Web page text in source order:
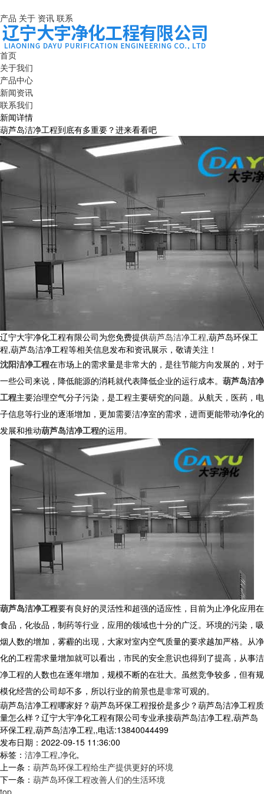
产品 关于 资讯 联系
首页
关于我们
产品中心
新闻资讯
联系我们
新闻详情
葫芦岛洁净工程到底有多重要？进来看看吧
辽宁大宇净化工程有限公司为您免费提供葫芦岛洁净工程,葫芦岛环保工
程,葫芦岛洁净工程等相关信息发布和资讯展示，敬请关注！
沈阳洁净工程在市场上的需求量是非常大的，是往节能方向发展的，对于
一些公司来说，降低能源的消耗就代表降低企业的运行成本。 葫芦岛洁净
工程主要治理空气分子污染，是工程主要研究的问题。从航天，医药，电
子信息等行业的逐渐增加，更加需要洁净室的需求，进而更能带动净化的
发展和推动葫芦岛洁净工程的运用。
葫芦岛洁净工程要有良好的灵活性和超强的适应性，目前为止净化应用在
食品，化妆品，制药等行业，应用的领域也十分的广泛。环境的污染，吸
烟人数的增加，雾霾的出现，大家对室内空气质量的要求越加严格。从净
化的工程需求量增加就可以看出，市民的安全意识也得到了提高，从事洁
净工程的人数也在逐年增加，规模不断的在壮大。虽然竞争较多，但有规
模化经营的公司却不多，所以行业的前景也是非常可观的。
葫芦岛洁净工程哪家好？葫芦岛环保工程报价是多少？葫芦岛洁净工程质
量怎么样？辽宁大宇净化工程有限公司专业承接葫芦岛洁净工程,葫芦岛
环保工程,葫芦岛洁净工程,,电话:13840044499
发布日期：2022-09-15 11:36:00
标签： 洁净工程,净化,
上一条： 葫芦岛环保工程给生产提供更好的环境
下一条： 葫芦岛环保工程改善人们的生活环境